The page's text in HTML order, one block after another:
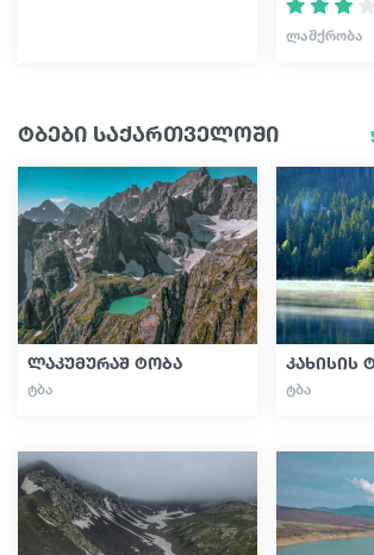
ᲚᲐᲨᲥᲠᲝᲑᲐ
ტბები საქართველოში
ლაკუმურაშ ტობა
ᲢᲑᲐ
კახისის
ᲢᲑᲐ